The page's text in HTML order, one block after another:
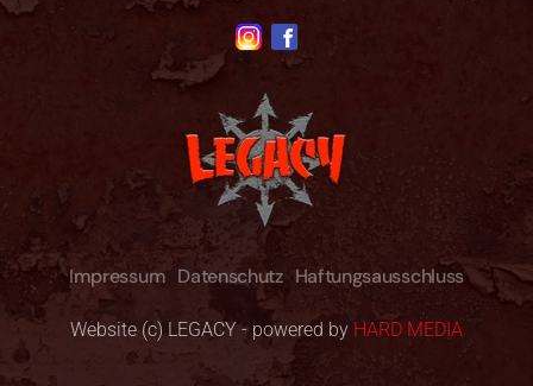
Impressum Datenschutz Haftungsausschluss
Website (c) LEGACY - powered by HARD MEDIA